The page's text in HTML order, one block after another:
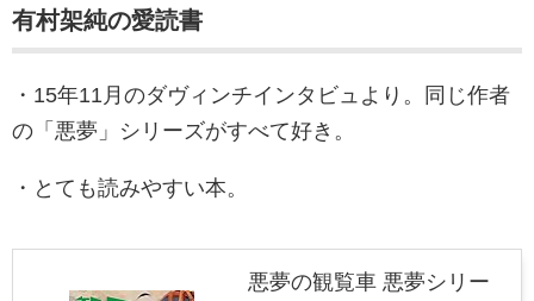
有村架純の愛読書
・15年11月のダヴィンチインタビュより。同じ作者
の「悪夢」シリーズがすべて好き。
・とても読みやすい本。
悪夢の観覧車 悪夢シリー